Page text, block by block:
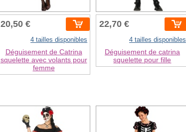
20,50 €
4 tailles disponibles
Déguisement de Catrina
squelette avec volants pour
femme
22,70 €
4 tailles disponibles
Déguisement de catrina
squelette pour fille